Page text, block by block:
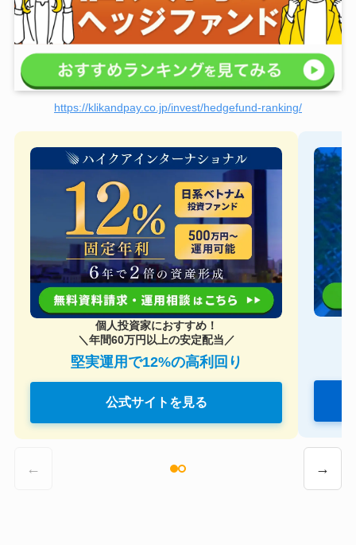
https://klikandpay.co.jp/invest/hedgefund-ranking/
個人投資家におすすめ！
＼年間60万円以上の安定配当／
堅実運用で12%の高利回り
公式サイトを見る
← →